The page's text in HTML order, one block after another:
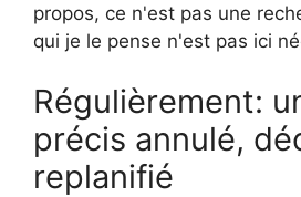
propos, ce n'est pas une
qui je le pense n'est pas ici
Régulièrement:
précis annulé,
replanifié